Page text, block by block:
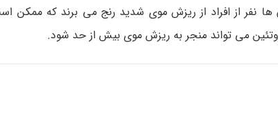
نفر از افراد از ریزش موی شدید رنج می برند که ممکن
می تواند منجر به ریزش موی بیش از حد شود.